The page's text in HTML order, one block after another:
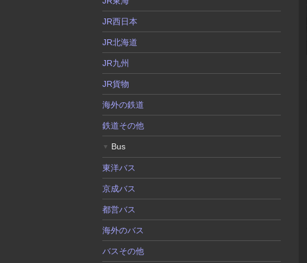
JR西日本
JR北海道
JR九州
JR貨物
海外の鉄道
鉄道その他
▼ Bus
東洋バス
京成バス
都営バス
海外のバス
バスその他